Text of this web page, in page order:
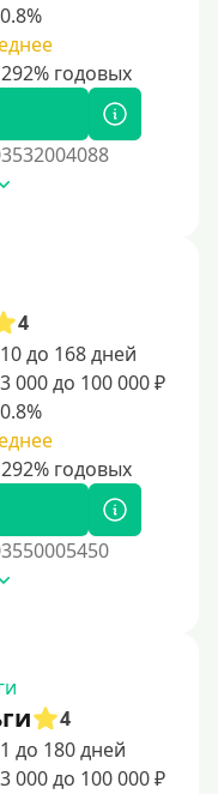
4
до 168 дней
000 до 100 000 ₽
4
до 180 дней
000 до 100 000 ₽